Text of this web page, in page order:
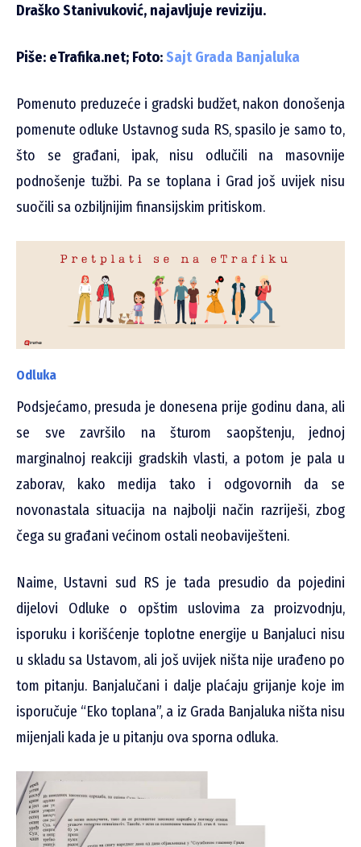
Draško Stanivuković, najavljuje reviziju.
Piše: eTrafika.net; Foto:Sajt Grada Banjaluka
Pomenuto preduzeće i gradski budžet, nakon donošenja
pomenute odluke Ustavnog suda RS, spasilo je samo to,
što se građani, ipak, nisu odlučili na masovnije
podnošenje tužbi. Pa se toplana i Grad još uvijek nisu
suočili sa ozbiljnijim finansijskim pritiskom.
Odluka
Podsjećamo, presuda je donesena prije godinu dana, ali
se sve završilo na šturom saopštenju, jednoj
marginalnoj reakciji gradskih vlasti, a potom je pala u
zaborav, kako medija tako i odgovornih da se
novonastala situacija na najbolji način razriješi, zbog
čega su građani većinom ostali neobaviješteni.
Naime, Ustavni sud RS je tada presudio da pojedini
dijelovi Odluke o opštim uslovima za proizvodnju,
isporuku i korišćenje toplotne energije u Banjaluci nisu
u skladu sa Ustavom, ali još uvijek ništa nije urađeno po
tom pitanju. Banjalučani i dalje plaćaju grijanje koje im
isporučuje “Eko toplana”, a iz Grada Banjaluka ništa nisu
mijenjali kada je u pitanju ova sporna odluka.